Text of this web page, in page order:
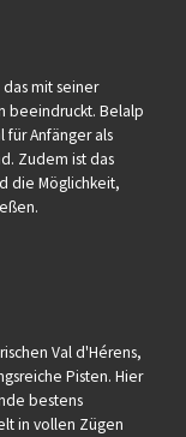
mit seiner
beeindruckt. Belalp
Anfänger als
Zudem ist das
die Möglichkeit,
Val d'Hérens,
Pisten. Hier
bestens
in vollen Zügen